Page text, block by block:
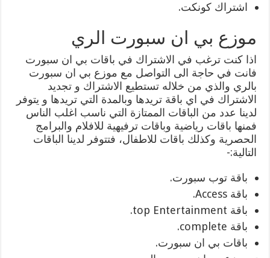
اشتراك كونكت.
موزع بي ان سبورت الري
اذا كنت ترغب في الاشتراك في باقات بي ان سبورت
فانت في حاجة الى التواصل مع موزع بي ان سبورت
بالري والذي من خلاله تستطيع الاشتراك و تجديد
الاشتراك في اي باقة تريدها وبالمدة التي تريدها و يتوفر
لدينا عدد من الباقات الممتازة التي ناسب اغلب الناس
فمنها باقات رياضية وباقات ترفيهية للافلام والبرامج
الحصرية وكذلك باقات للاطفال، فتتوفر لدينا الباقات
التالية:-
باقة توب سبورت.
باقة Access.
باقة top Entertainment.
باقة complete.
باقات بي ان سبورت.